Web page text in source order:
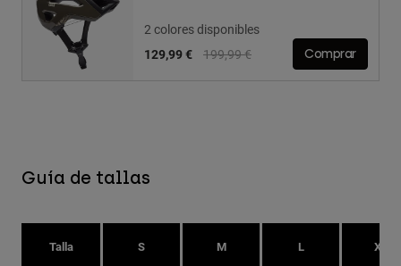
2 colores disponibles
Price reduced from
199,99 €to
129,99 € Comprar
Guía de tallas
Talla S M L XL